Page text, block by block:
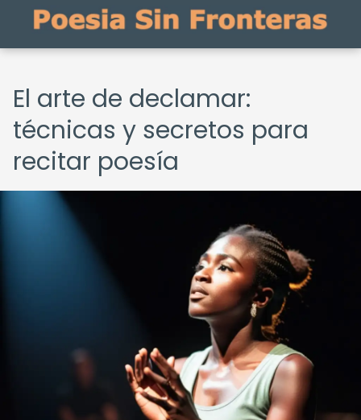
El arte de declamar:
técnicas y secretos para
recitar poesía